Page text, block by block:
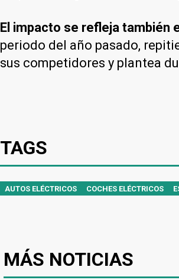
El impacto se refleja también
periodo del año pasado,
sus competidores y plantea
TAGS
AUTOS ELÉCTRICOS COCHES ELÉCTRICOS
MÁS NOTICIAS